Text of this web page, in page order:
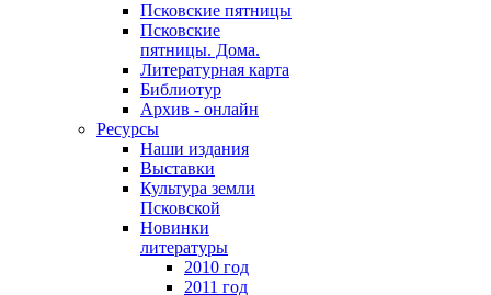
Псковские пятницы
Псковские
пятницы. Дома.
Литературная карта
Библиотур
Архив - онлайн
Ресурсы
Наши издания
Выставки
Культура земли
Псковской
Новинки
литературы
2010 год
2011 год